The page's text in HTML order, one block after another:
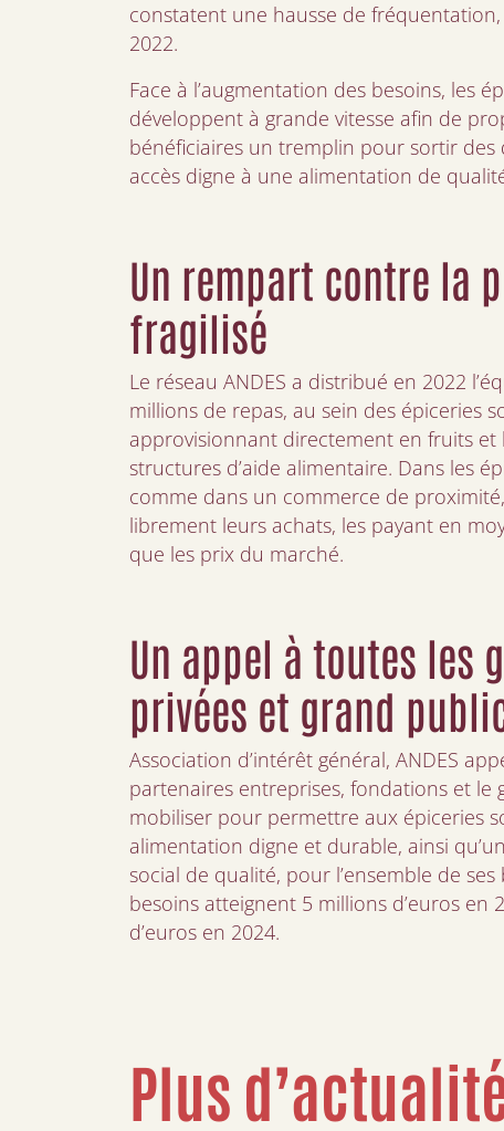
constatent une hausse de
2022.
Face à l’augmentation des besoins, les
développent à grande vitesse afin de
bénéficiaires un tremplin pour sortir des
accès digne à une alimentation de
Un rempart contre la
fragilisé
Le réseau ANDES a distribué en 2022
millions de repas, au sein des épiceries
approvisionnant directement en fruits et
structures d’aide alimentaire. Dans les
comme dans un commerce de
librement leurs achats, les payant en
que les prix du marché.
Un appel à toutes les
privées et grand
Association d’intérêt général, ANDES
partenaires entreprises, fondations et le
mobiliser pour permettre aux épiceries
alimentation digne et durable, ainsi
social de qualité, pour l’ensemble de ses
besoins atteignent 5 millions d’euros en
d’euros en 2024.
Plus